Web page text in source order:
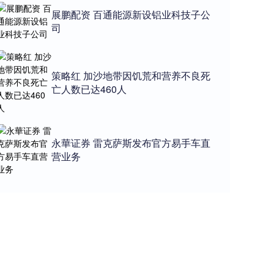
展鹏配资 百通能源新设铝业科技子公
司
策略红 加沙地带因饥荒和营养不良死
亡人数已达460人
永華证券 雷克萨斯发布官方易手车直
营业务